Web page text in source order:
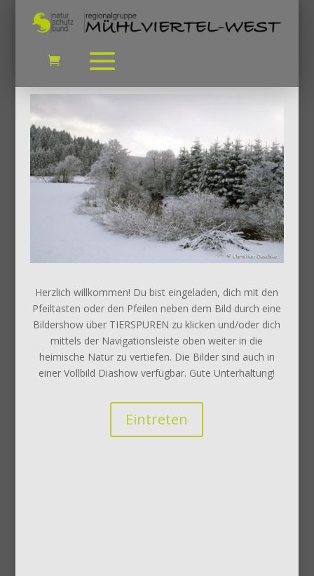
Herzlich willkommen! Du bist eingeladen, dich mit den
Pfeiltasten oder den Pfeilen neben dem Bild durch eine
Bildershow über TIERSPUREN zu klicken und/oder dich
mittels der Navigationsleiste oben weiter in die
heimische Natur zu vertiefen. Die Bilder sind auch in
einer Vollbild Diashow verfügbar. Gute Unterhaltung!
Eintreten